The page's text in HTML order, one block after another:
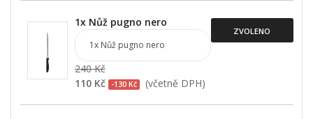
1x Nůž pugno nero
240 Kč
110 Kč
-130 Kč (včetně DPH)
ZVOLENO